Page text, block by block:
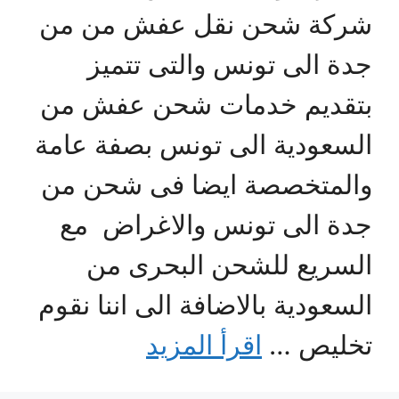
شركة شحن نقل عفش من من
جدة الى تونس والتى تتميز
بتقديم خدمات شحن عفش من
السعودية الى تونس بصفة عامة
والمتخصصة ايضا فى شحن من
جدة الى تونس والاغراض مع
السريع للشحن البحرى من
السعودية بالاضافة الى اننا نقوم
تخليص … اقرأ المزيد